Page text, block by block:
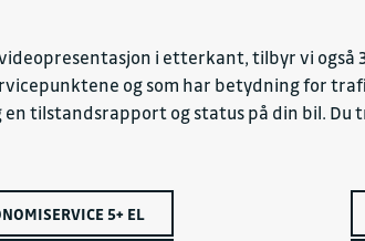
i etterkant, tilbyr vi også
og som har betydning for
tilstandsrapport og status på din bil. Du
5+ EL